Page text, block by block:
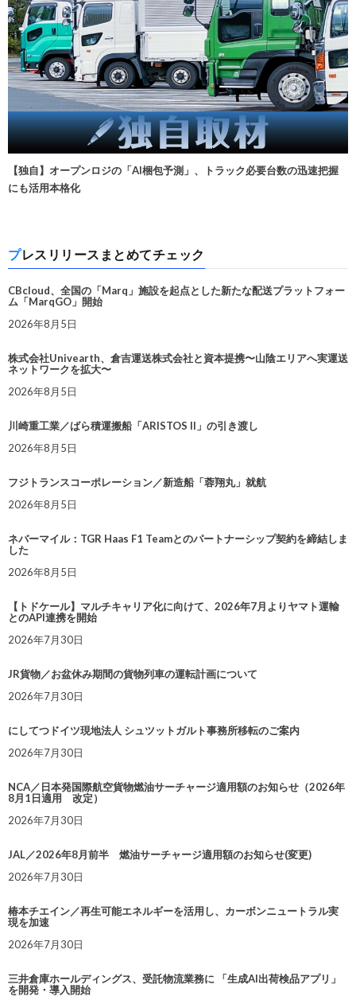
【独自】オープンロジの「AI梱包予測」、トラック必要台数の迅速把握
にも活用本格化
プレスリリースまとめてチェック
CBcloud、全国の「Marq」施設を起点とした新たな配送プラットフォー
ム「MarqGO」開始
2026年8月5日
株式会社Univearth、倉吉運送株式会社と資本提携〜山陰エリアへ実運送
ネットワークを拡大〜
2026年8月5日
川崎重工業／ばら積運搬船「ARISTOS II」の引き渡し
2026年8月5日
フジトランスコーポレーション／新造船「蓉翔丸」就航
2026年8月5日
ネバーマイル：TGR Haas F1 Teamとのパートナーシップ契約を締結しま
した
2026年8月5日
【トドケール】マルチキャリア化に向けて、2026年7月よりヤマト運輸
とのAPI連携を開始
2026年7月30日
JR貨物／お盆休み期間の貨物列車の運転計画について
2026年7月30日
にしてつドイツ現地法人 シュツットガルト事務所移転のご案内
2026年7月30日
NCA／日本発国際航空貨物燃油サーチャージ適用額のお知らせ（2026年
8月1日適用 改定）
2026年7月30日
JAL／2026年8月前半 燃油サーチャージ適用額のお知らせ(変更)
2026年7月30日
椿本チエイン／再生可能エネルギーを活用し、カーボンニュートラル実
現を加速
2026年7月30日
三井倉庫ホールディングス、受託物流業務に 「生成AI出荷検品アプリ」
を開発・導入開始